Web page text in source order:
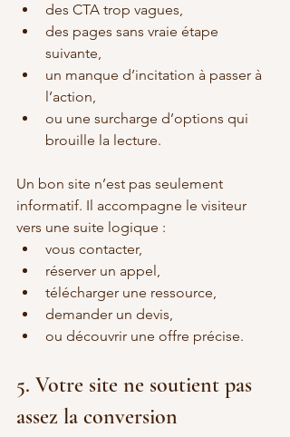
des CTA trop vagues,
des pages sans vraie étape
suivante,
un manque d’incitation à passer à
l’action,
ou une surcharge d’options qui
brouille la lecture.
Un bon site n’est pas seulement
informatif. Il accompagne le visiteur
vers une suite logique :
vous contacter,
réserver un appel,
télécharger une ressource,
demander un devis,
ou découvrir une offre précise.
5. Votre site ne soutient pas
assez la conversion